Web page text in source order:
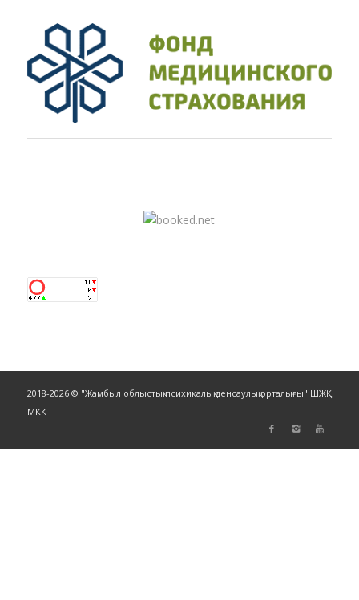
2018-2026 © "Жамбыл облыстық психикалық денсаулық орталығы" ШЖҚ
МКК